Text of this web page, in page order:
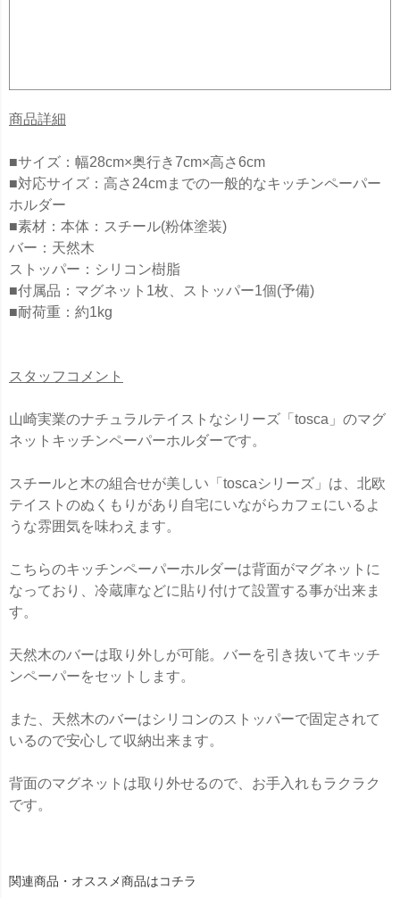
商品詳細
■サイズ：幅28cm×奥行き7cm×高さ6cm
■対応サイズ：高さ24cmまでの一般的なキッチンペーパー
ホルダー
■素材：本体：スチール(粉体塗装)
バー：天然木
ストッパー：シリコン樹脂
■付属品：マグネット1枚、ストッパー1個(予備)
■耐荷重：約1kg
スタッフコメント
山崎実業のナチュラルテイストなシリーズ「tosca」のマグ
ネットキッチンペーパーホルダーです。
スチールと木の組合せが美しい「toscaシリーズ」は、北欧
テイストのぬくもりがあり自宅にいながらカフェにいるよ
うな雰囲気を味わえます。
こちらのキッチンペーパーホルダーは背面がマグネットに
なっており、冷蔵庫などに貼り付けて設置する事が出来ま
す。
天然木のバーは取り外しが可能。バーを引き抜いてキッチ
ンペーパーをセットします。
また、天然木のバーはシリコンのストッパーで固定されて
いるので安心して収納出来ます。
背面のマグネットは取り外せるので、お手入れもラクラク
です。
関連商品・オススメ商品はコチラ